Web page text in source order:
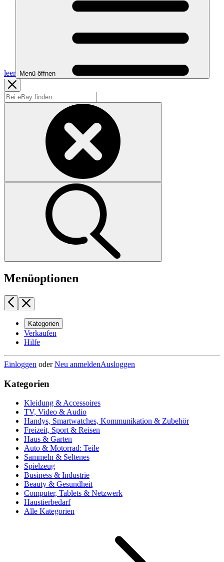
leer Menü öffnen
Menüoptionen
Kategorien
Verkaufen
Hilfe
Einloggen oderNeu anmeldenAusloggen
Kategorien
Kleidung & Accessoires
TV, Video & Audio
Handys, Smartwatches, Kommunikation & Zubehör
Freizeit, Sport & Reisen
Haus & Garten
Auto & Motorrad: Teile
Sammeln & Seltenes
Spielzeug
Business & Industrie
Beauty & Gesundheit
Computer, Tablets & Netzwerk
Haustierbedarf
Alle Kategorien